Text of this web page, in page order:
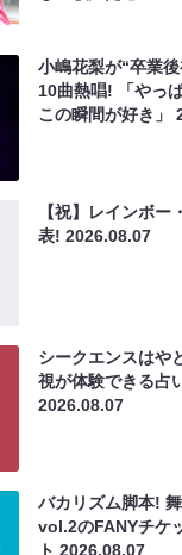
小嶋花梨が“卒業
10曲熱唱! 「やっ
この瞬間が好き」
【祝】レインボ
表!2026.08.07
シークエンスはや
視が体験できる占
2026.08.07
バカリズム脚本!
vol.2のFANYチケ
ト2026.08.07